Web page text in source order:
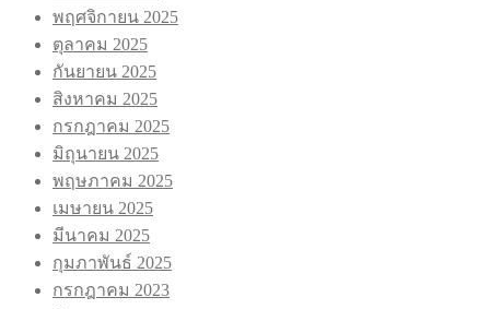
พฤศจิกายน 2025
ตุลาคม 2025
กันยายน 2025
สิงหาคม 2025
กรกฎาคม 2025
มิถุนายน 2025
พฤษภาคม 2025
เมษายน 2025
มีนาคม 2025
กุมภาพันธ์ 2025
กรกฎาคม 2023